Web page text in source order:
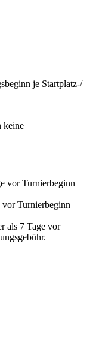
je Startplatz-/
keine
vor Turnierbeginn
Turnierbeginn
als 7 Tage vor